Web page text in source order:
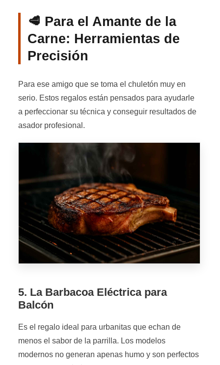
🥩 Para el Amante de la
Carne: Herramientas de
Precisión
Para ese amigo que se toma el chuletón muy en
serio. Estos regalos están pensados para ayudarle
a perfeccionar su técnica y conseguir resultados de
asador profesional.
5. La Barbacoa Eléctrica para
Balcón
Es el regalo ideal para urbanitas que echan de
menos el sabor de la parrilla. Los modelos
modernos no generan apenas humo y son perfectos